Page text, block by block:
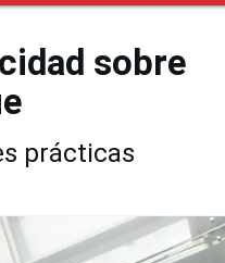
sobre
prácticas